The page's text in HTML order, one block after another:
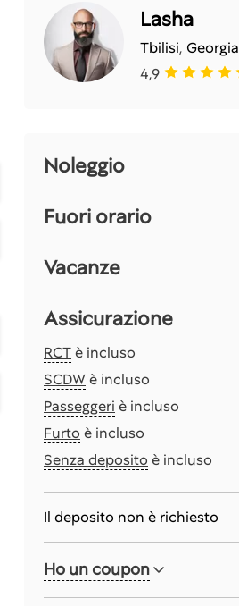
Lasha
Tbilisi, Georgia
4,9
Noleggio
Fuori orario
Vacanze
Assicurazione
RCTè incluso
SCDWè incluso
Passeggeri è incluso
Furto è incluso
Senza deposito è incluso
Il deposito non è richiesto
Ho un coupon